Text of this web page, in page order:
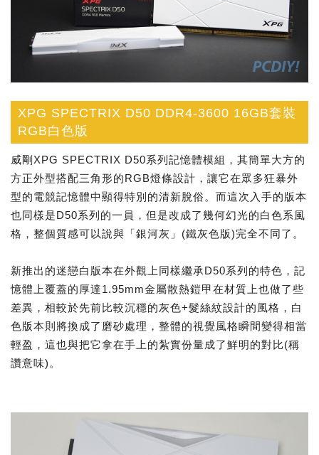
XPG SPECTRIX D50 DDR4-3600 16GB套裝
RGB白色版
威剛XPG SPECTRIX D50系列記憶體模組，其簡單大方的
方正外型搭配三角形的RGB燈條設計，讓它在眾多狂暴外
型的電競記憶體中顯得特別的清新脫俗。而這次入手的版本
也同樣是D50系列的一員，但是改成了幾何幻光的白色系風
格，整個質感可以說與「銀河灰」(鐵灰色版)完全不同了。
新推出的迷戀白版本在外觀上同樣繼承D50系列的特色，記
憶體上覆蓋的厚達1.95mm金屬散熱鎧甲在材質上也做了些
差異，相較於先前比較沉穩的灰色+髮絲紋設計的風格，白
色版本則將換成了磨砂處理，整體的視覺風格瞬間變得相當
輕盈，這也與把它拿在手上的紮實份量成了鮮明的對比(稱
讚意味)。